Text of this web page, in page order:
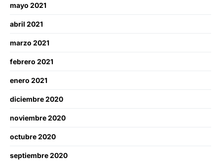
mayo 2021
abril 2021
marzo 2021
febrero 2021
enero 2021
diciembre 2020
noviembre 2020
octubre 2020
septiembre 2020